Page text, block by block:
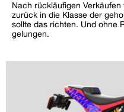
Nach rückläufigen
zurück in die Klasse der
sollte das richten. Und ohne
gelungen.